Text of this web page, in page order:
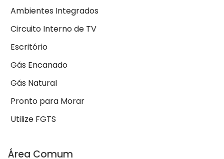
Ambientes Integrados
Circuito Interno de TV
Escritório
Gás Encanado
Gás Natural
Pronto para Morar
Utilize FGTS
Área Comum